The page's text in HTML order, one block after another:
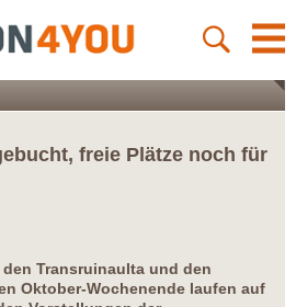
freie Plätze noch für
Transruinaulta und den
Oktober-Wochenende laufen auf